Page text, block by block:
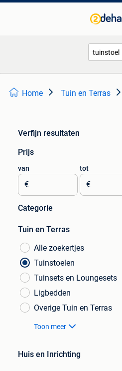
Home Tuin en Terras
Verfijn resultaten
Prijs
van
€
tot
€
Categorie
Tuin en Terras
Alle zoekertjes
Tuinstoelen
Tuinsets en Loungesets
Ligbedden
Overige Tuin en Terras
Toon meer
Huis en Inrichting